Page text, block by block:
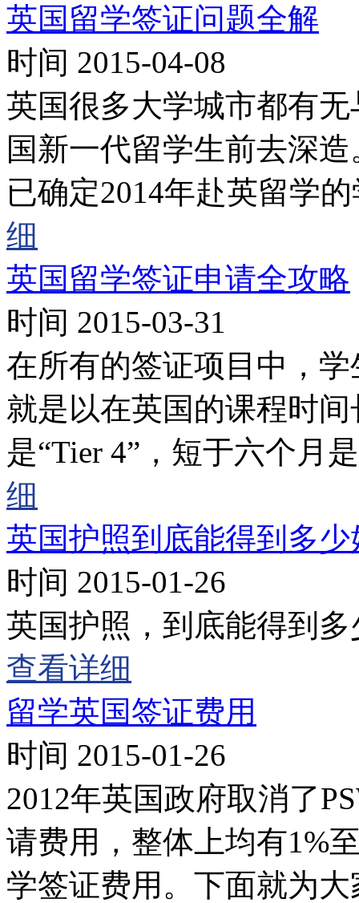
英国留学签证问题全解
时间 2015-04-08
英国很多大学城市都有
国新一代留学生前去深
已确定2014年赴英留学
细
英国留学签证申请全攻略
时间 2015-03-31
在所有的签证项目中，
就是以在英国的课程时
是“Tier 4”，短于六个月
细
英国护照到底能得到多少
时间 2015-01-26
英国护照，到底能得到
查看详细
留学英国签证费用
时间 2015-01-26
2012年英国政府取消了
请费用，整体上均有1%
学签证费用。下面就为